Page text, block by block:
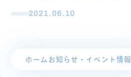
2021.06.10
ホーム お知らせ・イベント情報